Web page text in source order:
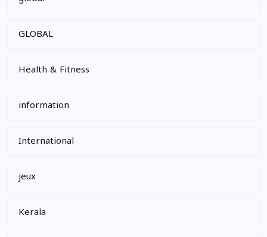
GLOBAL
Health & Fitness
information
International
jeux
Kerala